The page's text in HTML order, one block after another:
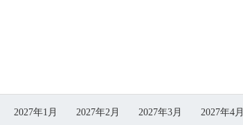
2027年1月 2027年2月 2027年3月 2027年4月